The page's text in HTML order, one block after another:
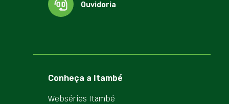
Ouvidoria
Conheça a Itambé
Webséries Itambé